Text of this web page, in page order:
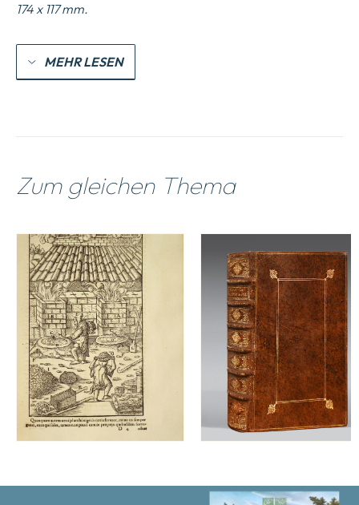
174 x 117 mm.
MEHR LESEN
Zum gleichen Thema